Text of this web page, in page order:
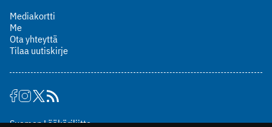
Mediakortti
Me
Ota yhteyttä
Tilaa uutiskirje
Suomen Lääkäriliitto